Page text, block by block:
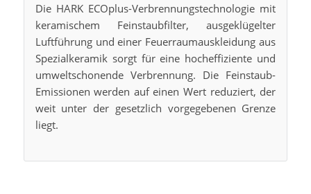
Die HARK ECOplus-Verbrennungstechnologie mit
keramischem Feinstaubfilter, ausgeklügelter
Luftführung und einer Feuerraumauskleidung aus
Spezialkeramik sorgt für eine hocheffiziente und
umweltschonende Verbrennung. Die Feinstaub-
Emissionen werden auf einen Wert reduziert, der
weit unter der gesetzlich vorgegebenen Grenze
liegt.